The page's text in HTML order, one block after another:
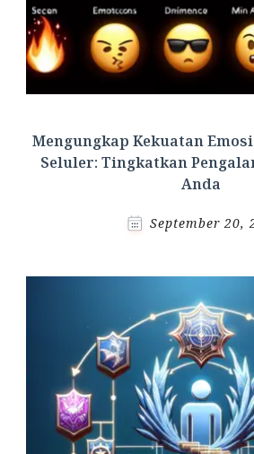
Mengungkap Kekuatan
Seluler: Tingkatkan
Anda
September 20,